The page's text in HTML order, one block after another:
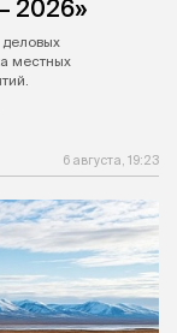
2026»
местных
6 августа, 19:23